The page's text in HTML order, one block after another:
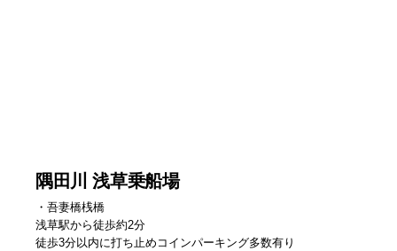
隅田川 浅草乗船場
・吾妻橋桟橋
浅草駅から徒歩約2分
徒歩3分以内に打ち止めコインパーキング多数有り